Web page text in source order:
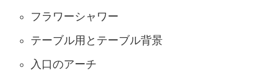
フラワーシャワー
テーブル用とテーブル背景
入口のアーチ